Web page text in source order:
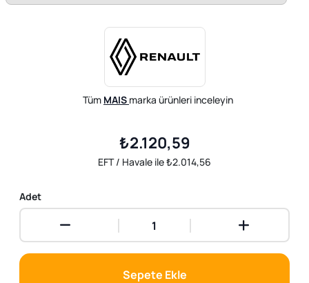
Tüm MAIS marka ürünleri inceleyin
₺2.120,59
EFT / Havale ile ₺2.014,56
Adet
Sepete Ekle